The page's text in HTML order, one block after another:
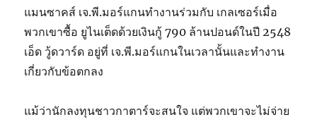
แมนซาคส์ เจ.พี.มอร์แกนทำงานร่วมกับ เกลเซอร์เมื่อ
พวกเขาซื้อ ยูไนเต็ดด้วยเงินกู้ 790 ล้านปอนด์ในปี 2548
เอ็ด วู้ดวาร์ด อยู่ที่ เจ.พี.มอร์แกนในเวลานั้นและทำงาน
เกี่ยวกับข้อตกลง
แม้ว่านักลงทุนชาวกาตาร์จะสนใจ แต่พวกเขาจะไม่จ่าย